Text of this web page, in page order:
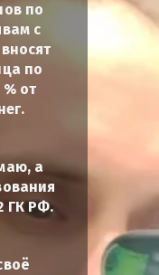
по
с
по
от
а
ГК РФ.